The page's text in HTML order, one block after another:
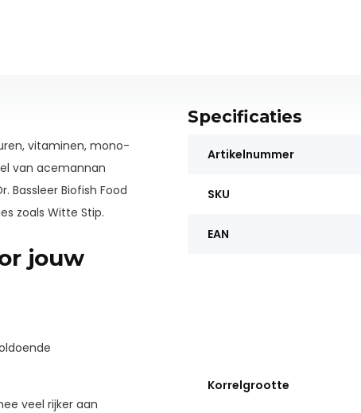
vitaminen, mono-
van acemannan
Biofish Food
zoals Witte Stip.
jouw
veel rijker aan
Specificaties
Artikelnummer
SKU
EAN
Korrelgrootte